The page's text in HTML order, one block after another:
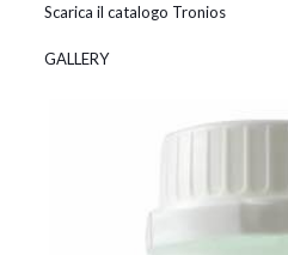
Scarica il catalogo Tronios
GALLERY